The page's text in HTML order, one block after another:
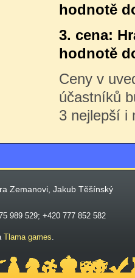
hodnotě
3. cena:
hodnotě
Ceny v
účastníků
3 nejlepší i
Zemanovi, Jakub Těšínský
989 529; +420 777 852 582
Tlama games.